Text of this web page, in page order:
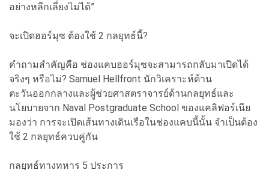
อย่างหลีกเลี่ยงไม่ได้”
จะเปิดฮอร์มุซ ต้องใช้ 2 กลยุทธ์นี้?
คำถามสำคัญคือ ช่องแคบฮอร์มุซจะสามารถกลับมาเปิดได้
จริงๆ หรือไม่? Samuel Hellfront นักวิเคราะห์ด้าน
ตะวันออกกลางและผู้ช่วยศาสตราจารย์ด้านกลยุทธ์และ
นโยบายจาก Naval Postgraduate School ของแคลิฟอร์เนีย
มองว่า การจะเปิดเส้นทางเดินเรือในช่องแคบนี้นั้น จำเป็นต้อง
ใช้ 2 กลยุทธ์ควบคู่กัน
กลยุทธ์ทางทหาร 5 ประการ